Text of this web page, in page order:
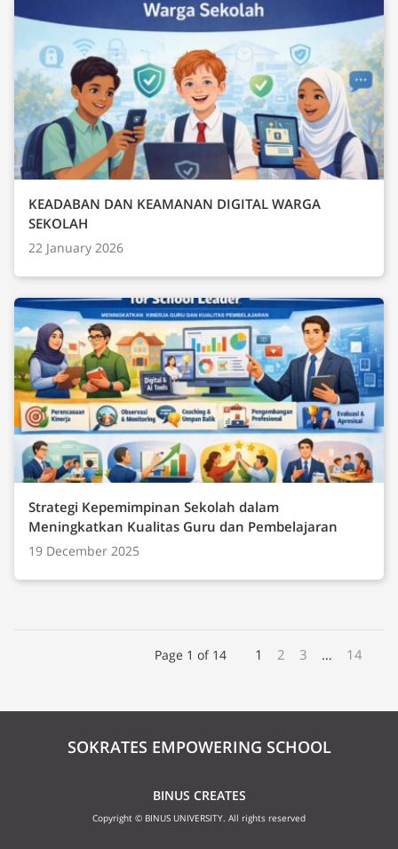
KEADABAN DAN KEAMANAN DIGITAL WARGA
SEKOLAH
22 January 2026
Strategi Kepemimpinan Sekolah dalam
Meningkatkan Kualitas Guru dan Pembelajaran
19 December 2025
Page 1 of 14 1 2 3 … 14
SOKRATES EMPOWERING SCHOOL
BINUS CREATES
Copyright © BINUS UNIVERSITY. All rights reserved